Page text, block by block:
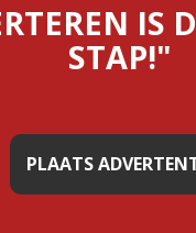
IS
STAP!"
PLAATS